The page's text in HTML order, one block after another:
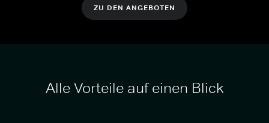
ZU DEN ANGEBOTEN
Alle Vorteile auf einen Blick